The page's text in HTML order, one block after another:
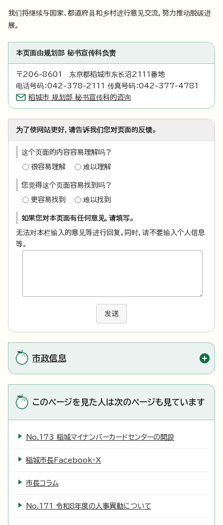
我们将继续与国家、都道府县和乡村进行意见交流，努力推动脱碳进
展。
本页面由规划部 秘书宣传科负责
〒206-8601 东京都稻城市东长沼2111番地
电话号码：042-378-2111 传真号码：042-377-4781
稻城市 规划部 秘书宣传科的咨询
为了使网站更好，请告诉我们您对页面的反馈。
这个页面的内容容易理解吗？
很容易理解 难以理解
您觉得这个页面容易找到吗？
更容易找到 难以找到
如果您对本页面有任何意见，请填写。
无法对本栏输入的意见等进行回复。同时，请不要输入个人信息
等。
发送
市政信息
このページを見た人は次のページも見ています
No.173 稲城マイナンバーカードセンターの開設
稲城市長Facebook・X
市長コラム
No.171 令和8年度の人事異動について